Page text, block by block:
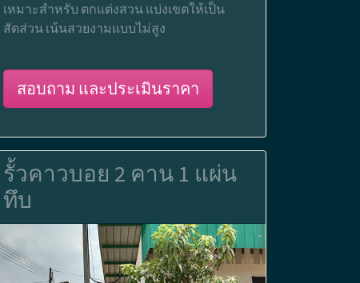
เหมาะสำหรับ ตกแต่งสวน แบ่งเขตให้เป็น
สัดส่วน เน้นสวยงามแบบไม่สูง
สอบถาม และประเมินราคา
รั้วคาวบอย 2 คาน 1 แผ่น
ทึบ